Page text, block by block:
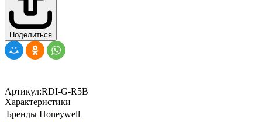
Поделиться
Артикул:RDI-G-R5B
Характеристики
Бренды Honeywell